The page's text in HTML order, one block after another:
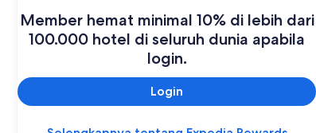
Member hemat minimal 10% di lebih dari
100.000 hotel di seluruh dunia apabila
login.
Login